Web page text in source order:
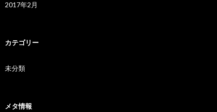
2017年2月
カテゴリー
未分類
メタ情報